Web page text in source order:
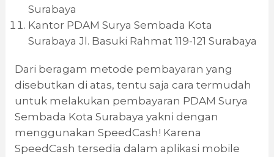
Surabaya
Kantor PDAM Surya Sembada Kota
Surabaya Jl. Basuki Rahmat 119-121 Surabaya
Dari beragam metode pembayaran yang
disebutkan di atas, tentu saja cara termudah
untuk melakukan pembayaran PDAM Surya
Sembada Kota Surabaya yakni dengan
menggunakan SpeedCash! Karena
SpeedCash tersedia dalam aplikasi mobile